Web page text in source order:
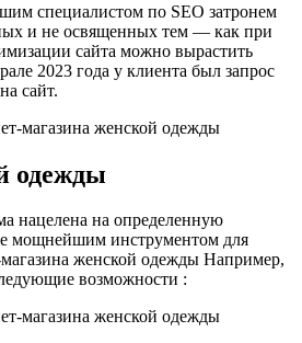
специалистом по SEO затронем
и не освященных тем — как при
сайта можно вырастить
2023 года у клиента был запрос
сайт.
одежды
нацелена на определенную
мощнейшим инструментом для
женской одежды Например,
возможности :